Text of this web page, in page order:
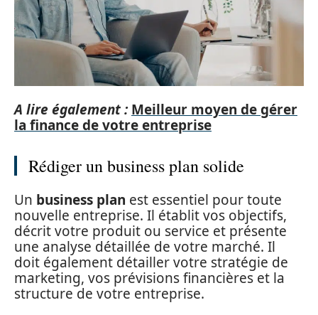
A lire également : Meilleur moyen de gérer
la finance de votre entreprise
Rédiger un business plan solide
Un business plan est essentiel pour toute
nouvelle entreprise. Il établit vos objectifs,
décrit votre produit ou service et présente
une analyse détaillée de votre marché. Il
doit également détailler votre stratégie de
marketing, vos prévisions financières et la
structure de votre entreprise.